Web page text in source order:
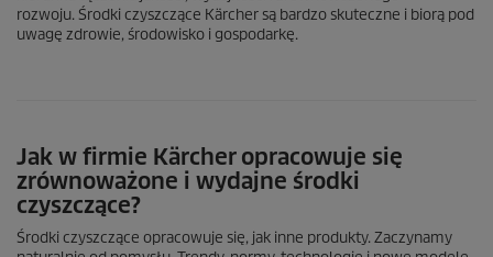
rozwoju. Środki czyszczące Kärcher są bardzo skuteczne i biorą pod
uwagę zdrowie, środowisko i gospodarkę.
Jak w firmie Kärcher opracowuje się
zrównoważone i wydajne środki
czyszczące?
Środki czyszczące opracowuje się, jak inne produkty. Zaczynamy